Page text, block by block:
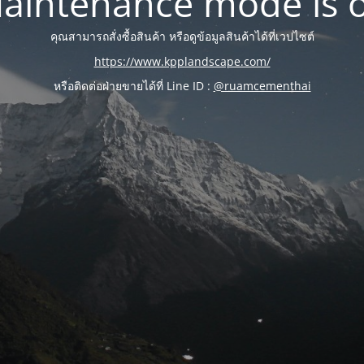
คุณสามารถสั่งซื้อสินค้า หรือดูข้อมูลสินค้าได้ที่เวปไซต์
https://www.kpplandscape.com/
หรือติดต่อฝ่ายขายได้ที่ Line ID : @ruamcementhai